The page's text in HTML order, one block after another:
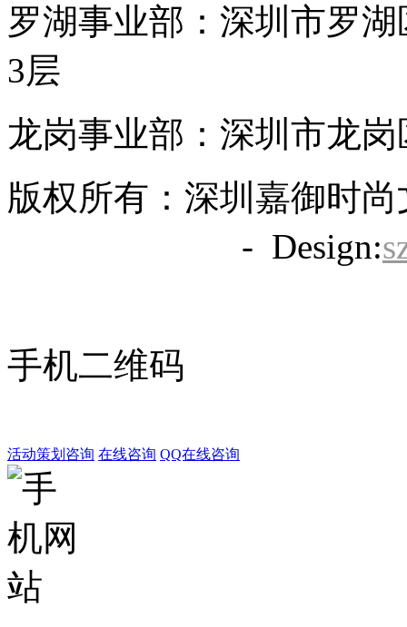
罗湖事业部：深圳市罗
3层
龙岗事业部：深圳市龙
版权所有：深圳嘉御时
- Design:
手机二维码
活动策划咨询 在线咨询 QQ在线咨询